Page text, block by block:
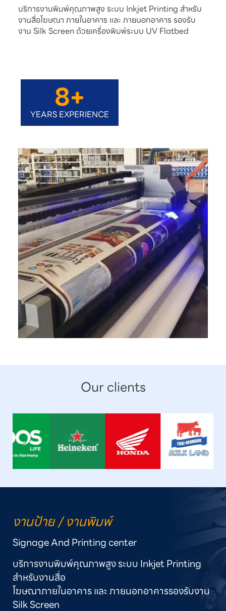
บริการงานพิมพ์คุณภาพสูง ระบบ Inkjet Printing สำหรับ
งานสื่อโฆษณา ภายในอาคาร และ ภายนอกอาคาร รองรับ
งาน Silk Screen ด้วยเครื่องพิมพ์ระบบ UV Flatbed
8+
YEARS EXPERIENCE
Our clients
งานป้าย / งานพิมพ์
Signage And Printing center
บริการงานพิมพ์คุณภาพสูง ระบบ Inkjet Printing
สำหรับงานสื่อ
โฆษณาภายในอาคาร และ ภายนอกอาคารรองรับงาน
SiIk Screen